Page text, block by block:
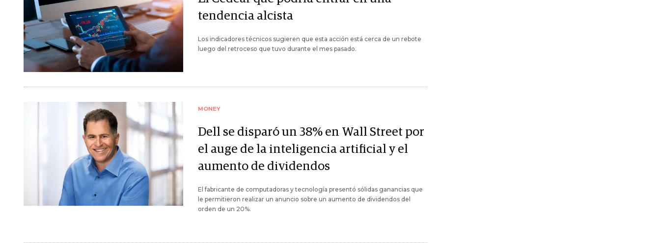
tendencia alcista
Los indicadores técnicos sugieren que esta acción está cerca de un rebote
luego del retroceso que tuvo durante el mes pasado.
MONEY
Dell se disparó un 38% en Wall Street por
el auge de la inteligencia artificial y el
aumento de dividendos
El fabricante de computadoras y tecnología presentó sólidas ganancias que
le permitieron realizar un anuncio sobre un aumento de dividendos del
orden de un 20%.